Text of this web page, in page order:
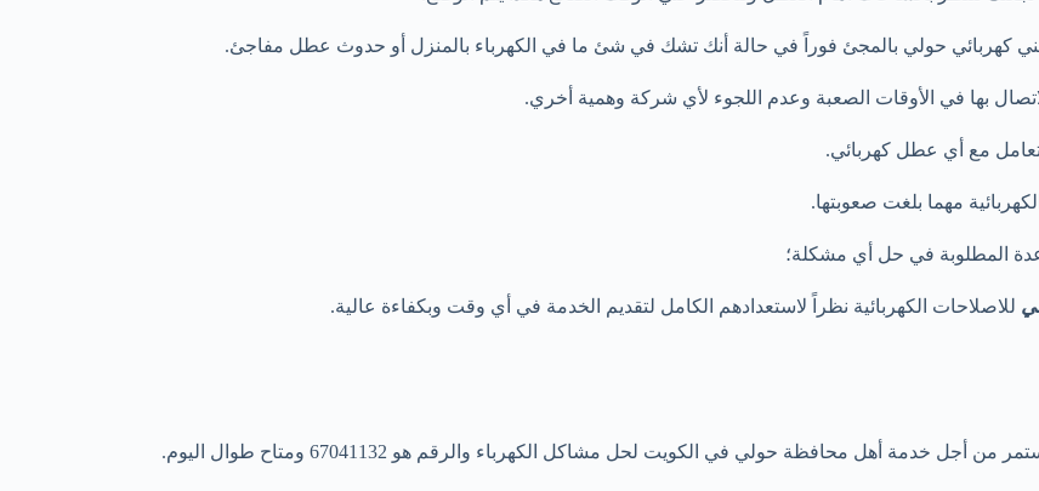
فني كهربائي حولي بالمجئ فوراً في حالة أنك تشك في شئ ما في الكهرباء بالمنزل أو حدوث عطل مفاجئ.
بها في الأوقات الصعبة وعدم اللجوء لأي شركة وهمية أخري.
مع أي عطل كهربائي.
مهما بلغت صعوبتها.
المطلوبة في حل أي مشكلة؛
للاصلاحات الكهربائية نظراً لاستعدادهم الكامل لتقديم الخدمة في أي وقت وبكفاءة عالية.
خدمة أهل محافظة حولي في الكويت لحل مشاكل الكهرباء والرقم هو 67041132 ومتاح طوال اليوم.